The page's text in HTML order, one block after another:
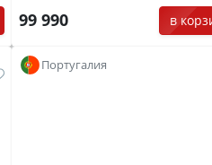
99 990 в
Португалия